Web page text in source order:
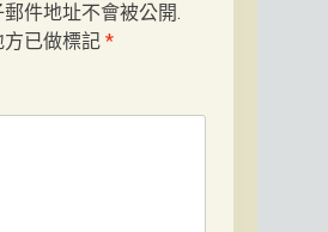
件地址不會被公開.
已做標記 *